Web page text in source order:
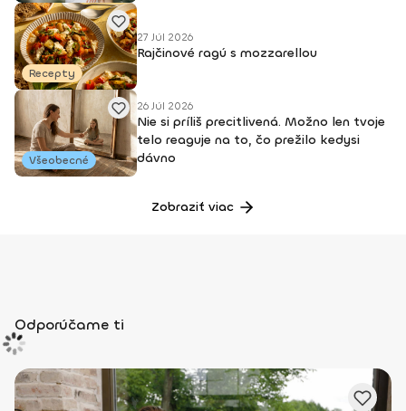
Recepty
27 Júl 2026
Rajčinové ragú s mozzarellou
Všeobecné
26 Júl 2026
Nie si príliš precitlivená. Možno len tvoje
telo reaguje na to, čo prežilo kedysi
dávno
Zobraziť viac
Odporúčame ti